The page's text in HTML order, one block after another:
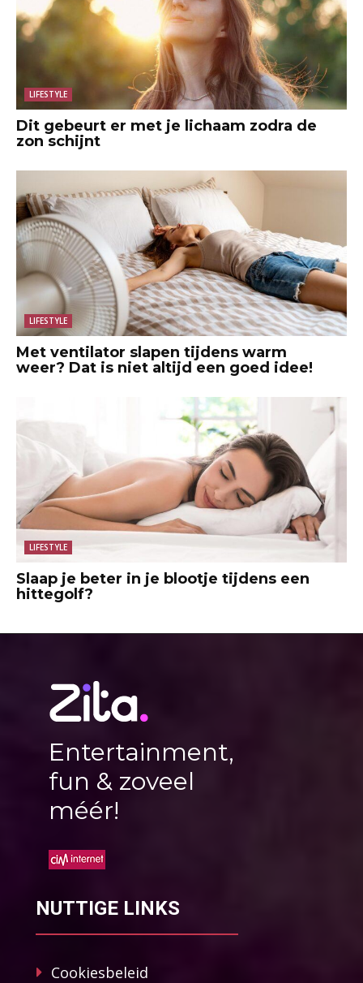
LIFESTYLE
Dit gebeurt er met je lichaam zodra de
zon schijnt
LIFESTYLE
Met ventilator slapen tijdens warm
weer? Dat is niet altijd een goed idee!
LIFESTYLE
Slaap je beter in je blootje tijdens een
hittegolf?
Entertainment,
fun & zoveel
méér!
NUTTIGE LINKS
Cookiesbeleid